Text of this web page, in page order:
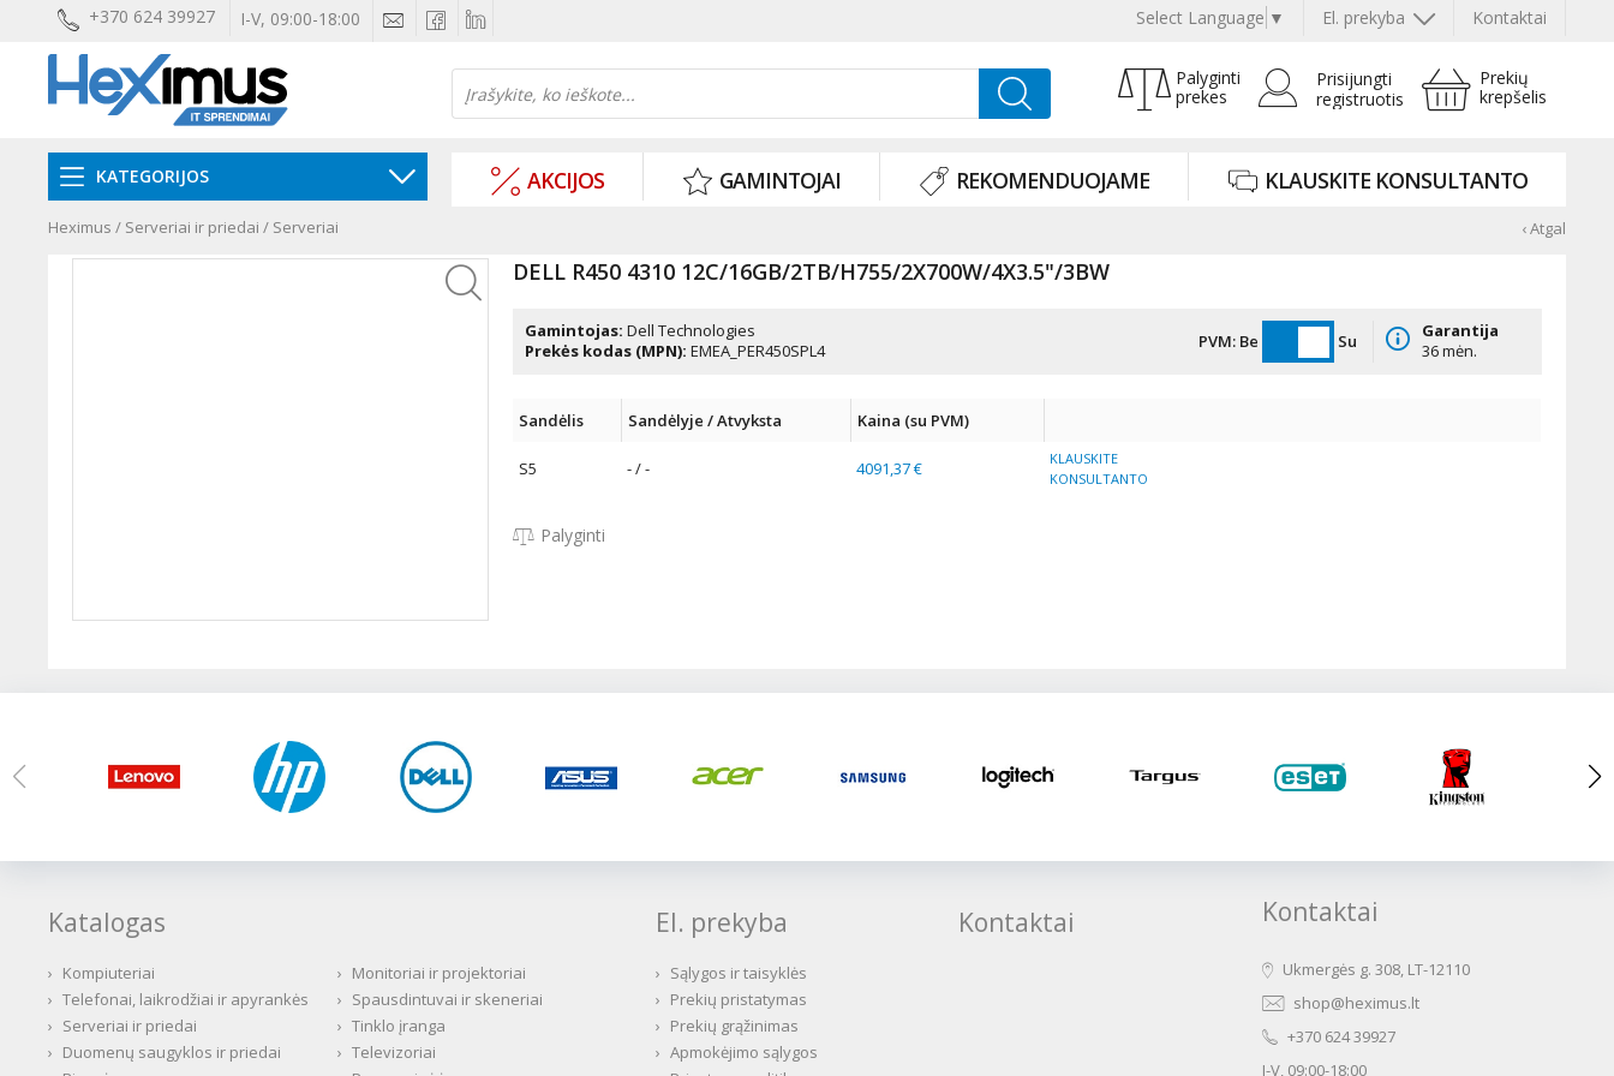
+370 624 39927 I-V, 09:00-18:00 Kontaktai
El. prekyba
Select Language ▼
Prekių
krepšelis
Prisijungti
registruotis
Palyginti
prekes
KATEGORIJOS AKCIJOS GAMINTOJAI REKOMENDUOJAME KLAUSKITE KONSULTANTO
Heximus / Serveriai ir priedai / Serveriai ‹ Atgal
DELL R450 4310 12C/16GB/2TB/H755/2X700W/4X3.5"/3BW
Gamintojas: Dell Technologies
Prekės kodas (MPN): EMEA_PER450SPL4 PVM: Be Su
Garantija
36 mėn.
Sandėlis Sandėlyje / Atvyksta Kaina (su PVM)
S5 - / - 4091,37 €
KLAUSKITE
KONSULTANTO
Palyginti
Katalogas
› Kompiuteriai › Monitoriai ir projektoriai
› Telefonai, laikrodžiai ir apyrankės › Spausdintuvai ir skeneriai
› Serveriai ir priedai › Tinklo įranga
› Duomenų saugyklos ir priedai › Televizoriai
El. prekyba
› Sąlygos ir taisyklės
› Prekių pristatymas
› Prekių grąžinimas
› Apmokėjimo sąlygos
Kontaktai Kontaktai
Ukmergės g. 308, LT-12110
shop@heximus.lt
+370 624 39927
I-V, 09:00-18:00